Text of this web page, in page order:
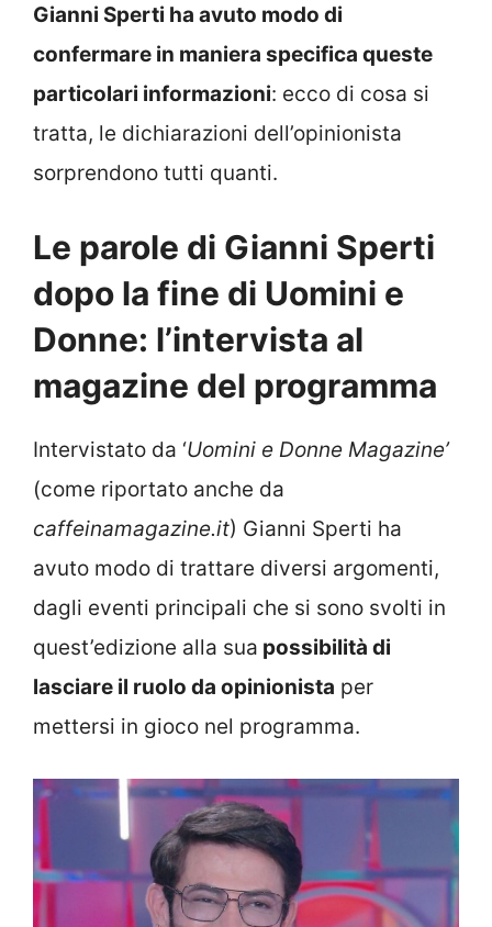
Gianni Sperti ha avuto modo di
confermare in maniera specifica queste
particolari informazioni: ecco di cosa si
tratta, le dichiarazioni dell’opinionista
sorprendono tutti quanti.
Le parole di Gianni Sperti
dopo la fine di Uomini e
Donne: l’intervista al
magazine del programma
Intervistato da ‘Uomini e Donne Magazine’
(come riportato anche da
caffeinamagazine.it) Gianni Sperti ha
avuto modo di trattare diversi argomenti,
dagli eventi principali che si sono svolti in
quest’edizione alla sua possibilità di
lasciare il ruolo da opinionista per
mettersi in gioco nel programma.